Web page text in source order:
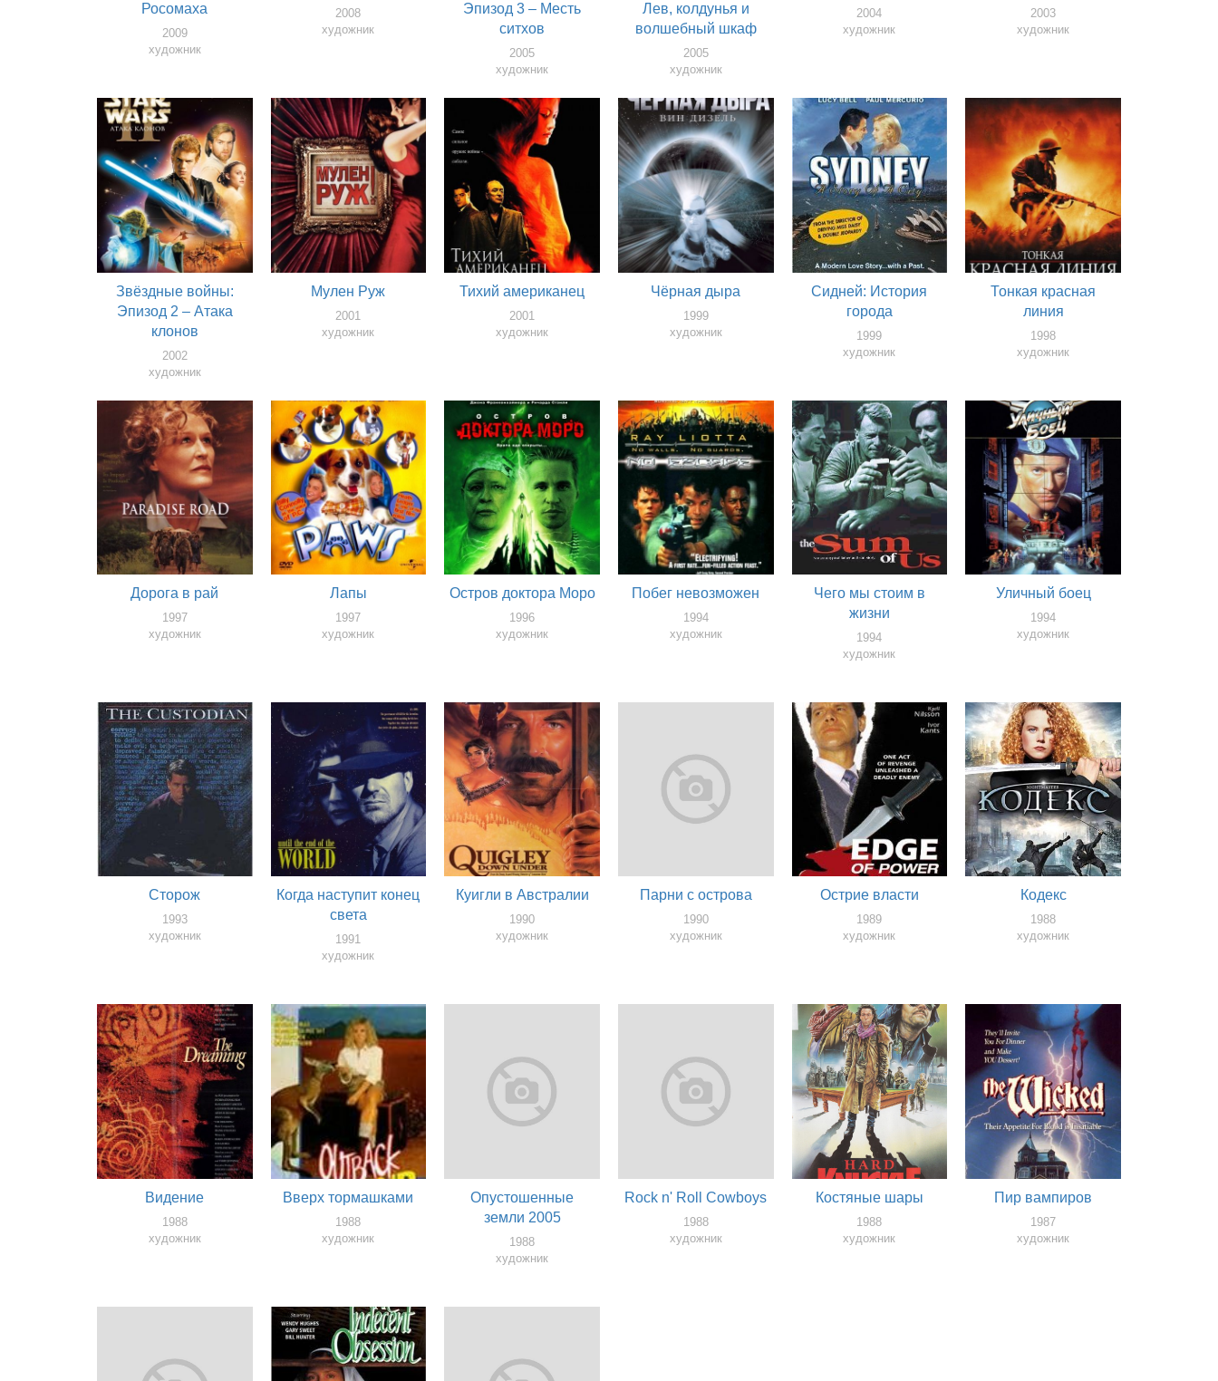
Росомаха
2009
художник
2008
художник
Эпизод 3 – Месть
ситхов
2005
художник
Лев, колдунья и
волшебный шкаф
2005
художник
2004
художник
2003
художник
Звёздные войны:
Эпизод 2 – Атака
клонов
2002
художник
Мулен Руж
2001
художник
Тихий американец
2001
художник
Чёрная дыра
1999
художник
Сидней: История
города
1999
художник
Тонкая красная
линия
1998
художник
Дорога в рай
1997
художник
Лапы
1997
художник
Остров доктора Моро
1996
художник
Побег невозможен
1994
художник
Чего мы стоим в
жизни
1994
художник
Уличный боец
1994
художник
Сторож
1993
художник
Когда наступит конец
света
1991
художник
Куигли в Австралии
1990
художник
Парни с острова
1990
художник
Острие власти
1989
художник
Кодекс
1988
художник
Видение
1988
художник
Вверх тормашками
1988
художник
Опустошенные
земли 2005
1988
художник
Rock n' Roll Cowboys
1988
художник
Костяные шары
1988
художник
Пир вампиров
1987
художник